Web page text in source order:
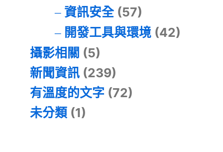
資訊安全(57)
開發工具與環境(42)
攝影相關 (5)
新聞資訊 (239)
有溫度的文字 (72)
未分類 (1)